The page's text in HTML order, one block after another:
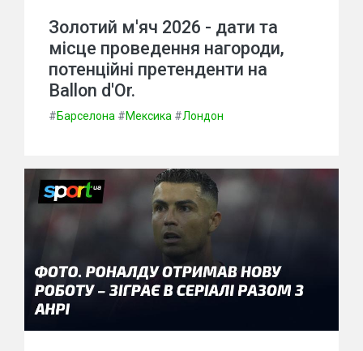
Золотий м'яч 2026 - дати та
місце проведення нагороди,
потенційні претенденти на
Ballon d'Or.
#Барселона #Мексика #Лондон